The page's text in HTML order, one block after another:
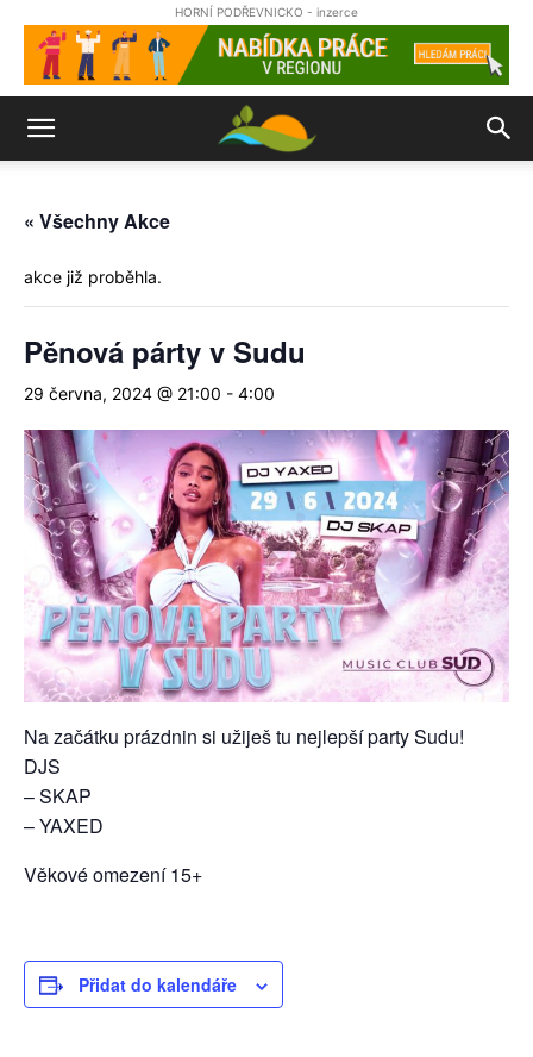
HORNÍ PODŘEVNICKO - inzerce
« Všechny Akce
akce již proběhla.
Pěnová párty v Sudu
29 června, 2024 @ 21:00 - 4:00
Na začátku prázdnin si užiješ tu nejlepší party Sudu!
DJS
– SKAP
– YAXED
Věkové omezení 15+
Přidat do kalendáře